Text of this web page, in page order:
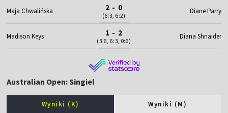
Maja Chwalińska 2 - 0
(6:3, 6:2)
Diane Parry
Madison Keys 1 - 2
(3:6, 6:3, 0:6)
Diana Shnaider
Australian Open: Singiel
Wyniki (K) Wyniki (M)